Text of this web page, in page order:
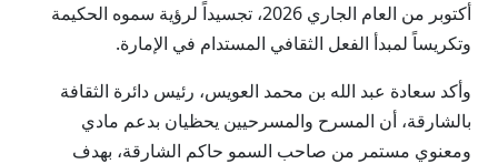
أكتوبر من العام الجاري 2026، تجسيداً لرؤية سموه الحكيمة
وتكريساً لمبدأ الفعل الثقافي المستدام في الإمارة.
وأكد سعادة عبد الله بن محمد العويس، رئيس دائرة الثقافة
بالشارقة، أن المسرح والمسرحيين يحظيان بدعم مادي
ومعنوي مستمر من صاحب السمو حاكم الشارقة، بهدف